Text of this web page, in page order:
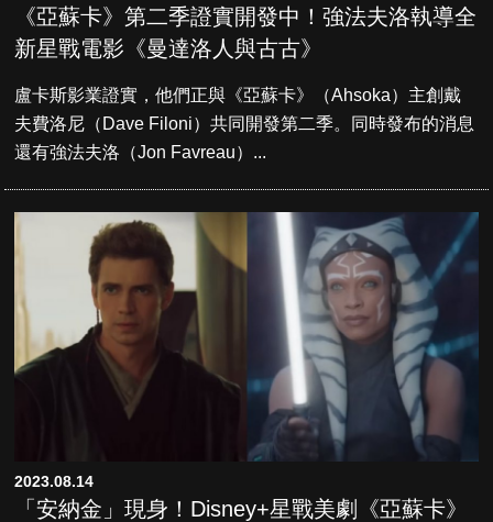
《亞蘇卡》第二季證實開發中！強法夫洛執導全
新星戰電影《曼達洛人與古古》
盧卡斯影業證實，他們正與《亞蘇卡》（Ahsoka）主創戴
夫費洛尼（Dave Filoni）共同開發第二季。同時發布的消息
還有強法夫洛（Jon Favreau）...
2023.08.14
「安納金」現身！Disney+星戰美劇《亞蘇卡》